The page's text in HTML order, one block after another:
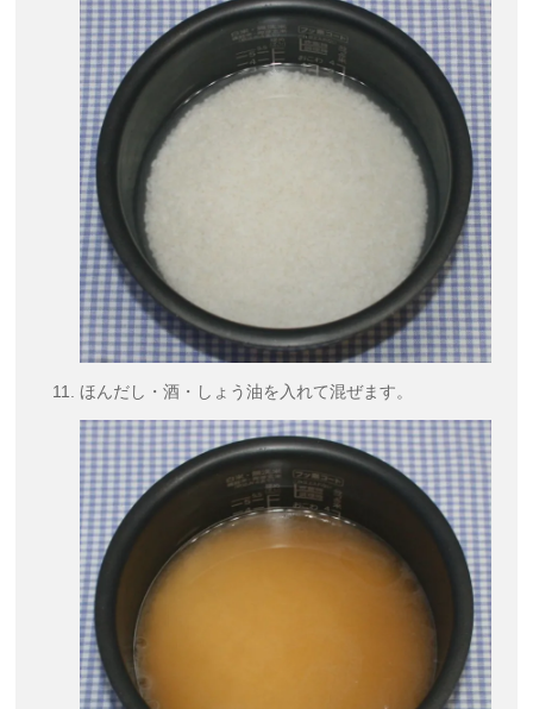
ほんだし・酒・しょう油を入れて混ぜます。